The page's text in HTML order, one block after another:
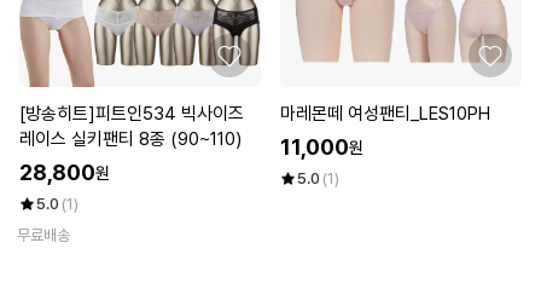
[방송히트]피트인534 빅사이즈
레이스 실키팬티 8종 (90~110)
28,800원
5.0 (1)
무료배송
마레몬떼 여성팬티_LES10PH
11,000원
5.0 (1)